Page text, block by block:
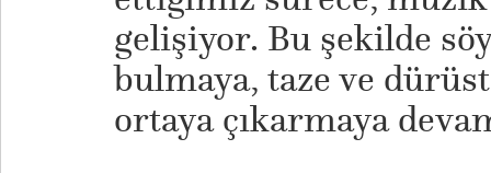
gelişiyor. Bu şekilde
bulmaya, taze ve
ortaya çıkarmaya